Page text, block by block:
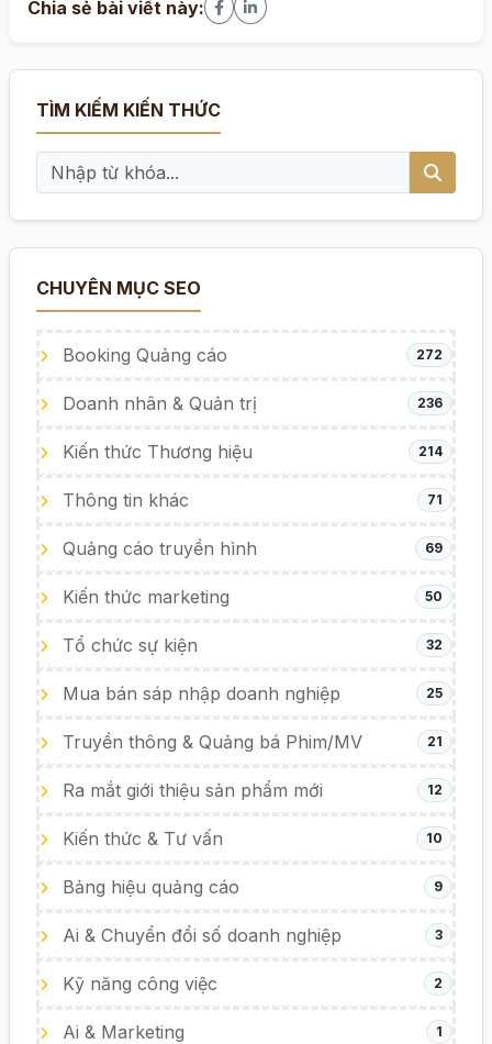
Chia sẻ bài viết này:
TÌM KIẾM KIẾN THỨC
CHUYÊN MỤC SEO
Booking Quảng cáo 272
Doanh nhân & Quản trị 236
Kiến thức Thương hiệu 214
Thông tin khác 71
Quảng cáo truyền hình 69
Kiến thức marketing 50
Tổ chức sự kiện 32
Mua bán sáp nhập doanh nghiệp 25
Truyền thông & Quảng bá Phim/MV 21
Ra mắt giới thiệu sản phẩm mới 12
Kiến thức & Tư vấn 10
Bảng hiệu quảng cáo 9
Ai & Chuyển đổi số doanh nghiệp 3
Kỹ năng công việc 2
Ai & Marketing 1